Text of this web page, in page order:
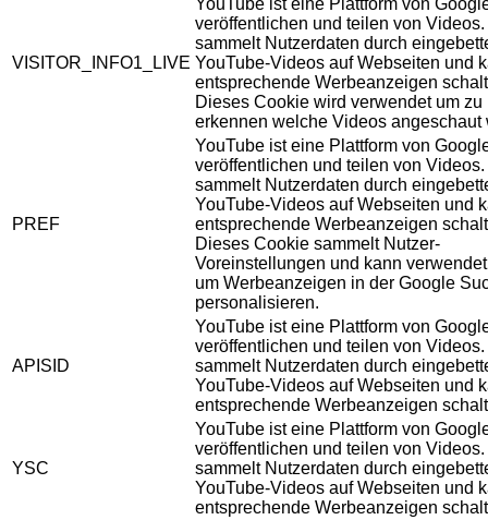
VISITOR_INFO1_LIVE
YouTube ist eine Plattform von
veröffentlichen und teilen von
sammelt Nutzerdaten durch
YouTube-Videos auf Webseiten und
entsprechende Werbeanzeigen
Dieses Cookie wird verwendet um zu
erkennen welche Videos angeschaut
PREF
YouTube ist eine Plattform von
veröffentlichen und teilen von
sammelt Nutzerdaten durch
YouTube-Videos auf Webseiten und
entsprechende Werbeanzeigen
Dieses Cookie sammelt Nutzer-
Voreinstellungen und kann
um Werbeanzeigen in der Google
personalisieren.
APISID
YouTube ist eine Plattform von
veröffentlichen und teilen von
sammelt Nutzerdaten durch
YouTube-Videos auf Webseiten und
entsprechende Werbeanzeigen
YSC
YouTube ist eine Plattform von
veröffentlichen und teilen von
sammelt Nutzerdaten durch
YouTube-Videos auf Webseiten und
entsprechende Werbeanzeigen